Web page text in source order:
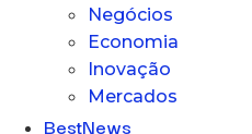
Negócios
Economia
Inovação
Mercados
BestNews